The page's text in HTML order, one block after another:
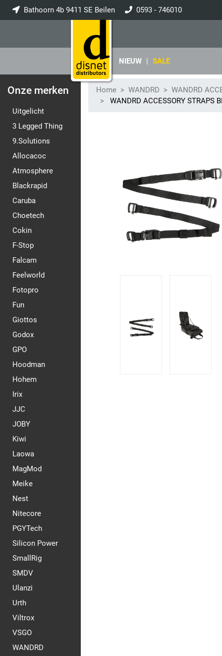
Bathoorn 4b 9411 SE Beilen 0593 - 746010
NIEUW | SALE
Onze merken
Uitgelicht
3 Legged Thing
9.Solutions
Allocacoc
Atmosphere
Blackrapid
Caruba
Choetech
Cokin
F-Stop
Falcam
Feelworld
Fotopro
Fun
Giottos
Godox
GPO
Hoodman
Hohem
Irix
JJC
JOBY
Kiwi
Laowa
MagMod
Meike
Nest
Nitecore
PGYTech
Silicon Power
SmallRig
SMDV
Ulanzi
Urth
Viltrox
VSGO
WANDRD
Home WANDRD
WANDRD
WANDRD ACCESSORY STRAPS